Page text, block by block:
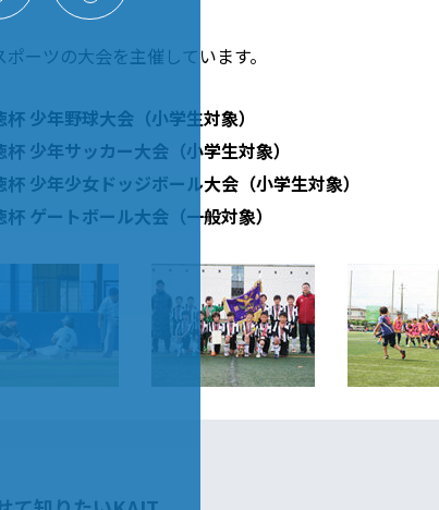
ポーツの大会を主催しています。
杯 少年野球大会（小学生対象）
杯 少年サッカー大会（小学生対象）
杯 少年少女ドッジボール大会（小学生対象）
杯 ゲートボール大会（一般対象）